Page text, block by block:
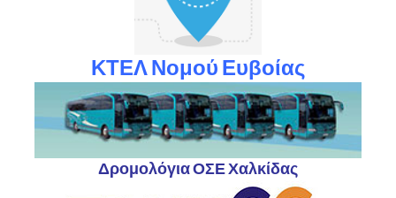
ΚΤΕΛ Νομού Ευβοίας
Δρομολόγια ΟΣΕ Χαλκίδας